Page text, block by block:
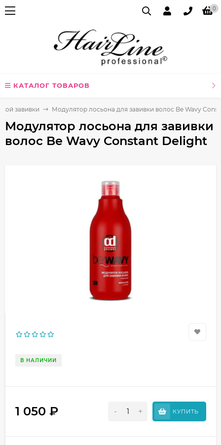
0
КАТАЛОГ ТОВАРОВ
завивки Модулятор лосьона для завивки волос Be Wavy
Модулятор лосьона для завивки
волос Be Wavy Constant Delight
В НАЛИЧИИ
1 050 ₽ - + КУПИТЬ